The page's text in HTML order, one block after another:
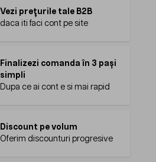
Vezi prețurile tale B2B
daca iti faci cont pe site
Finalizezi comanda în 3 pași
simpli
Dupa ce ai cont e si mai rapid
Discount pe volum
Oferim discounturi progresive